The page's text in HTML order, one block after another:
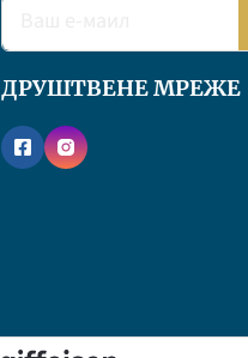
ДРУШТВЕНЕ МРЕЖЕ